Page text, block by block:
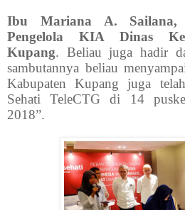
Ibu Mariana A. Sailana,
Pengelola KIA Dinas
Kupang. Beliau juga hadir
sambutannya beliau
Kabupaten Kupang juga
Sehati TeleCTG di 14
2018”.